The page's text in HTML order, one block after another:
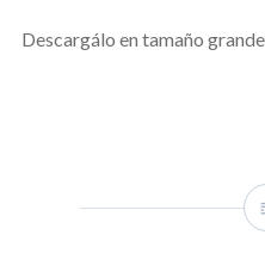
Descargálo en tamaño